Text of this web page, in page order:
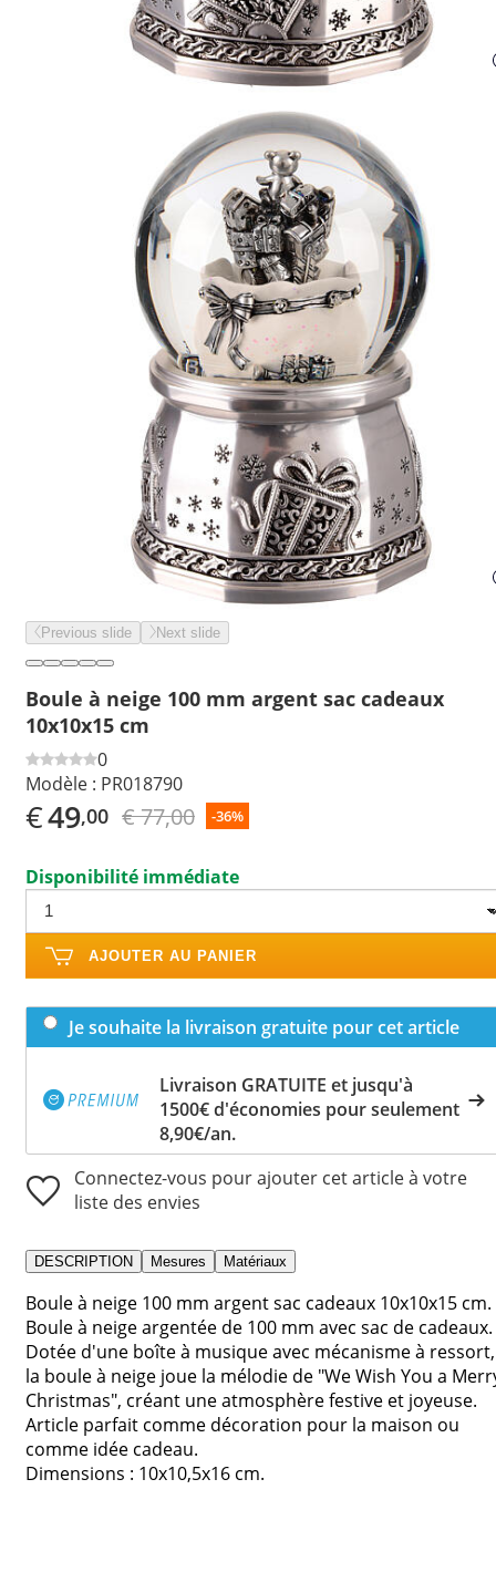
Previous slide Next slide
Boule à neige 100 mm argent sac cadeaux
10x10x15 cm
0
Modèle : PR018790
€49,00 € 77,00 -36%
Disponibilité immédiate
AJOUTER AU PANIER
Je souhaite la livraison gratuite pour cet article
Livraison GRATUITE et jusqu'à
1500€ d'économies pour seulement
8,90€/an.
Connectez-vous pour ajouter cet article à votre
liste des envies
DESCRIPTION Mesures Matériaux
Boule à neige 100 mm argent sac cadeaux 10x10x15 cm.
Boule à neige argentée de 100 mm avec sac de cadeaux.
Dotée d'une boîte à musique avec mécanisme à ressort,
la boule à neige joue la mélodie de "We Wish You a
Christmas", créant une atmosphère festive et joyeuse.
Article parfait comme décoration pour la maison ou
comme idée cadeau.
Dimensions : 10x10,5x16 cm.